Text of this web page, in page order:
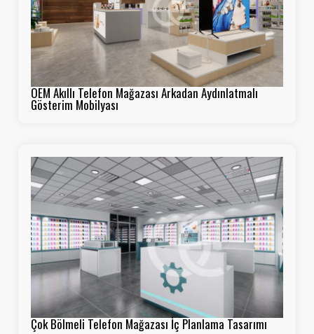
OEM Akıllı Telefon Mağazası Arkadan Aydınlatmalı
Gösterim Mobilyası
Çok Bölmeli Telefon Mağazası İç Planlama Tasarımı